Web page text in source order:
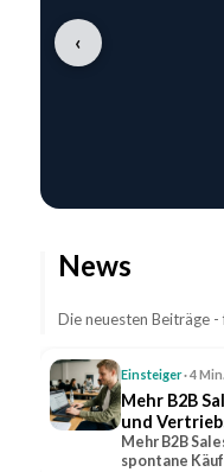
‹
News
Die neuesten Beiträge
Einsteiger· 4
Mehr B2B
und
Mehr B2B
spontane